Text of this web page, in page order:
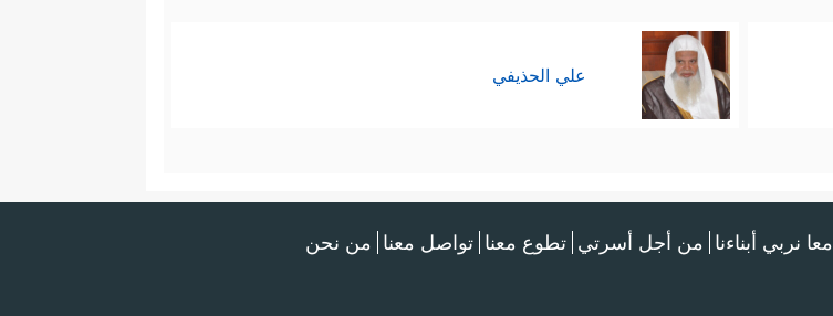
علي الحذيفي
معا نربي أبناءنا من أجل أسرتي تطوع معنا تواصل معنا من نحن